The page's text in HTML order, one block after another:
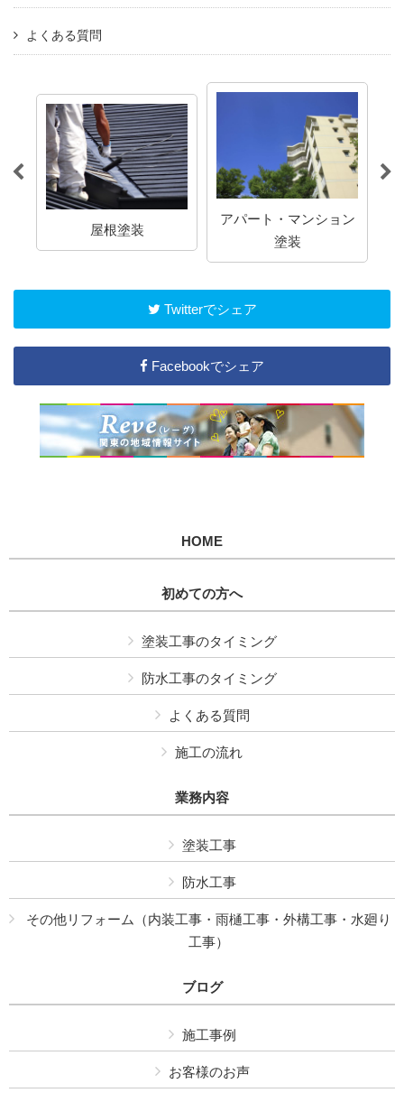
よくある質問
屋根塗装
アパート・マンション
塗装
Twitterでシェア
Facebookでシェア
HOME
初めての方へ
塗装工事のタイミング
防水工事のタイミング
よくある質問
施工の流れ
業務内容
塗装工事
防水工事
その他リフォーム（内装工事・雨樋工事・外構工事・水廻り
工事）
ブログ
施工事例
お客様のお声